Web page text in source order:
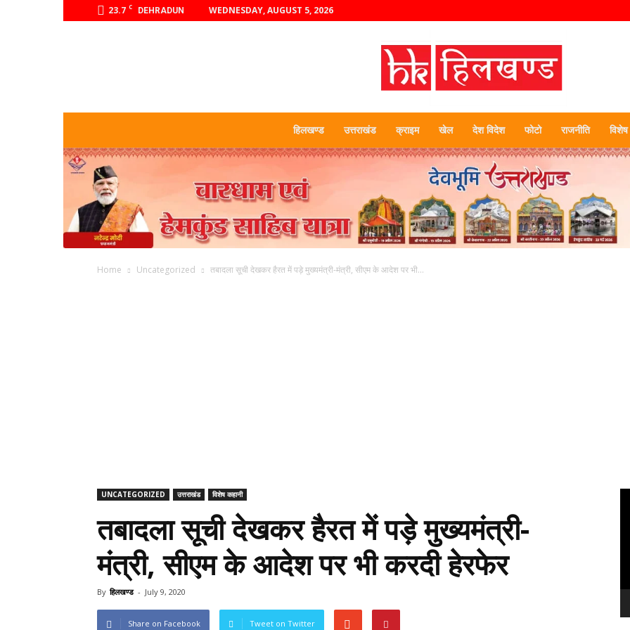
23.7 C DEHRADUN WEDNESDAY, AUGUST 5, 2026
हिलखण्ड
हिलखण्ड उत्तराखंड क्राइम खेल देश विदेश फोटो राजनीति विशेष
Home Uncategorized तबादला सूची देखकर हैरत में पड़े मुख्यमंत्री-मंत्री, सीएम के आदेश पर भी...
UNCATEGORIZED उत्तराखंड विशेष कहानी
तबादला सूची देखकर हैरत में पड़े मुख्यमंत्री-
मंत्री, सीएम के आदेश पर भी करदी हेरफेर
By हिलखण्ड - July 9, 2020
Share on Facebook Tweet on Twitter